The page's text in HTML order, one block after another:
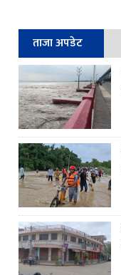
ताजा अपडेट